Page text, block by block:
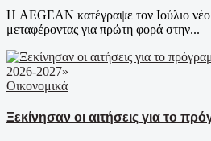
Η AEGEAN κατέγραψε τον Ιούλιο νέο
μεταφέροντας για πρώτη φορά στην...
Οικονομικά
Ξεκίνησαν οι αιτήσεις για το